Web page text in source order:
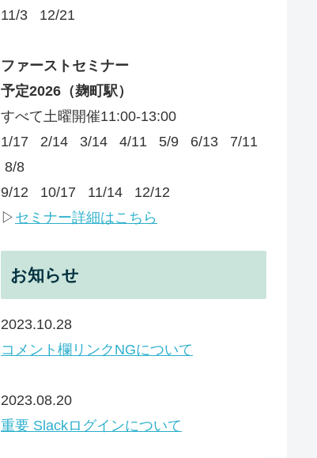
11/3 12/21
ファーストセミナー
予定2026 （麹町駅）
すべて土曜開催11:00-13:00
1/17 2/14 3/14 4/11 5/9 6/13 7/11
8/8
9/12 10/17 11/14 12/12
▷ セミナー詳細はこちら
お知らせ
2023.10.28
コメント欄リンクNGについて
2023.08.20
重要 Slackログインについて